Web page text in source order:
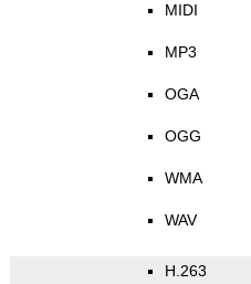
MIDI
MP3
OGA
OGG
WMA
WAV
H.263